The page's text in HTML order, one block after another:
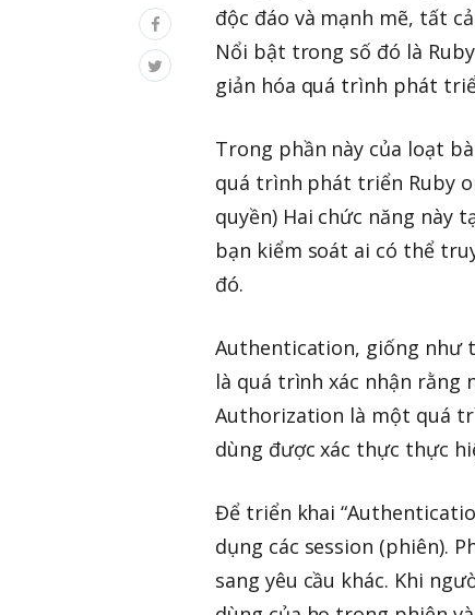
độc đáo và mạnh mẽ, tất
Nổi bật trong số đó là
giản hóa quá trình phát
Trong phần này của loạt
quá trình phát triển Ruby
quyền) Hai chức năng này
bạn kiểm soát ai có thể
đó.
Authentication, giống như
là quá trình xác nhận rằng
Authorization là một quá
dùng được xác thực thực
Để triển khai
dụng các session (phiên).
sang yêu cầu khác. Khi